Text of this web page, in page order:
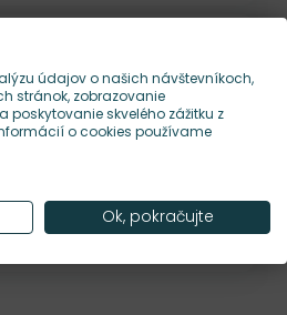
kompaktný
údajov o našich návštevníkoch,
stránok, zobrazovanie
skvelého zážitku z
o cookies používame
Ok, pokračujte